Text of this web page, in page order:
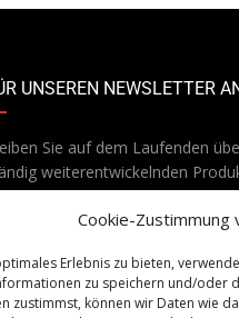
Cookie-Zustimmung
Erlebnis zu bieten,
zu speichern und/oder
zustimmst, können wir Daten wie
UNSEREN NEWSLETTER
Sie auf dem Laufenden
weiterentwickelnden
Geben Sie Ihre E-
Sie unseren Newsletter.